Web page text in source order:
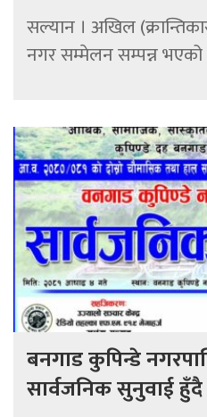
सल्यान । अखिल
नगर सम्मेलन सम्पन्न भएको
बनगाड कुपिन्डे
सार्वजनिक सुनुवाई हुँदै